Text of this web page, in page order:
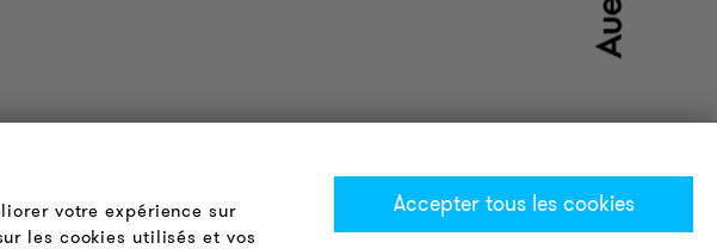
votre expérience sur
les cookies utilisés et vos
Accepter tous les cookies